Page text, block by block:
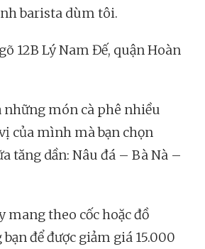
barista dùm tôi.
12B Lý Nam Đế, quận Hoàn
những món cà phê nhiều
của mình mà bạn chọn
tăng dần: Nâu đá – Bà Nà –
mang theo cốc hoặc đồ
để được giảm giá 15.000